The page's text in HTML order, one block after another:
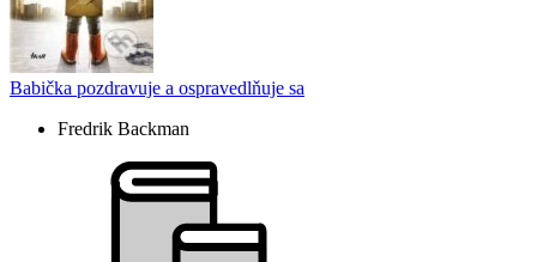
Babička pozdravuje a ospravedlňuje sa
Fredrik Backman